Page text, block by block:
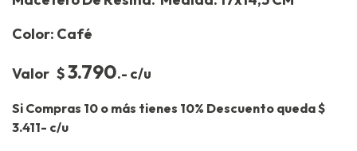
Color: Café
Valor $3.790.- c/u
Si Compras 10 o más tienes 10% Descuento queda $
3.411- c/u